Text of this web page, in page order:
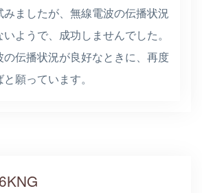
ましたが、無線電波の伝播状況
ようで、成功しませんでした。
の伝播状況が良好なときに、再度
願っています。